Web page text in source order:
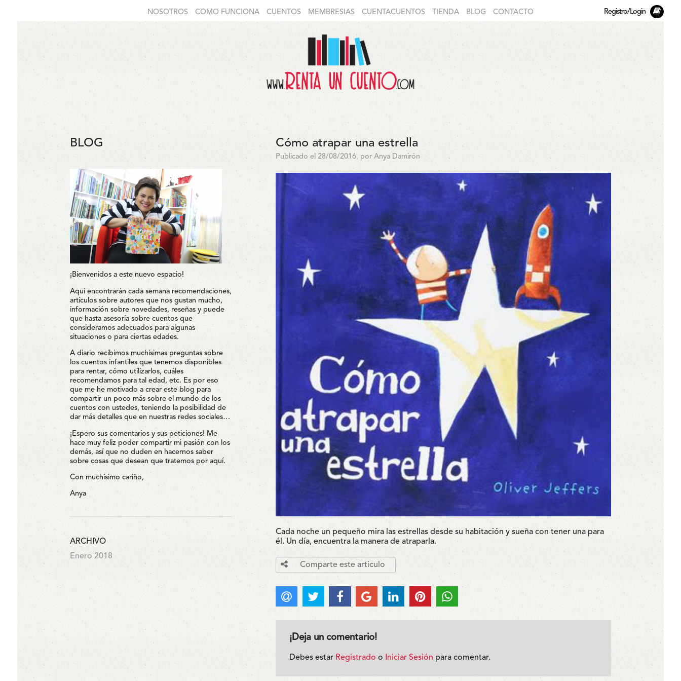
NOSOTROS COMO FUNCIONA CUENTOS MEMBRESIAS CUENTACUENTOS TIENDA BLOG CONTACTO Registro/Login
BLOG
¡Bienvenidos a este nuevo espacio!
Aquí encontrarán cada semana recomendaciones,
artículos sobre autores que nos gustan mucho,
información sobre novedades, reseñas y puede
que hasta asesoría sobre cuentos que
consideramos adecuados para algunas
situaciones o para ciertas edades.
A diario recibimos muchísimas preguntas sobre
los cuentos infantiles que tenemos disponibles
para rentar, cómo utilizarlos, cuáles
recomendamos para tal edad, etc. Es por eso
que me he motivado a crear este blog para
compartir un poco más sobre el mundo de los
cuentos con ustedes, teniendo la posibilidad de
dar más detalles que en nuestras redes sociales…
¡Espero sus comentarios y sus peticiones! Me
hace muy feliz poder compartir mi pasión con los
demás, así que no duden en hacernos saber
sobre cosas que desean que tratemos por aquí.
Con muchísimo cariño,
Anya
ARCHIVO
Enero 2018
Cómo atrapar una estrella
Publicado el 28/08/2016, por Anya Damirón
Cada noche un pequeño mira las estrellas desde su habitación y sueña con tener una para
él. Un día, encuentra la manera de atraparla.
Comparte este articulo
¡Deja un comentario!
Debes estar Registrado o Iniciar Sesión para comentar.